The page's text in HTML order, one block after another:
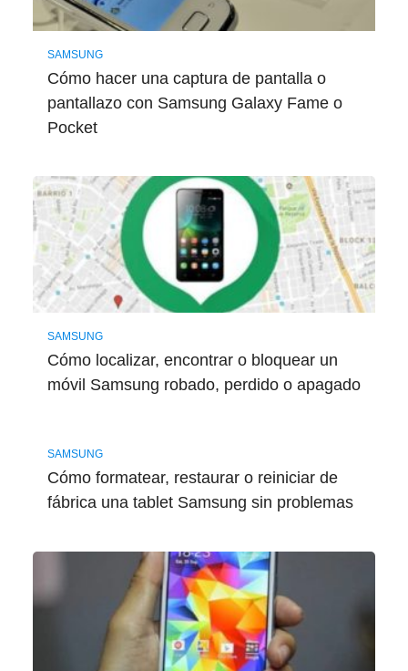
SAMSUNG
Cómo hacer una captura de pantalla o
pantallazo con Samsung Galaxy Fame o
Pocket
SAMSUNG
Cómo localizar, encontrar o bloquear un
móvil Samsung robado, perdido o apagado
SAMSUNG
Cómo formatear, restaurar o reiniciar de
fábrica una tablet Samsung sin problemas